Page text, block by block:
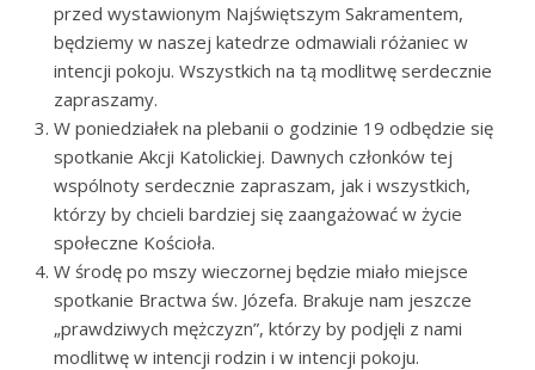
przed wystawionym Najświętszym Sakramentem,
będziemy w naszej katedrze odmawiali różaniec w
intencji pokoju. Wszystkich na tą modlitwę serdecznie
zapraszamy.
W poniedziałek na plebanii o godzinie 19 odbędzie się
spotkanie Akcji Katolickiej. Dawnych członków tej
wspólnoty serdecznie zapraszam, jak i wszystkich,
którzy by chcieli bardziej się zaangażować w życie
społeczne Kościoła.
W środę po mszy wieczornej będzie miało miejsce
spotkanie Bractwa św. Józefa. Brakuje nam jeszcze
„prawdziwych mężczyzn”, którzy by podjęli z nami
modlitwę w intencji rodzin i w intencji pokoju.